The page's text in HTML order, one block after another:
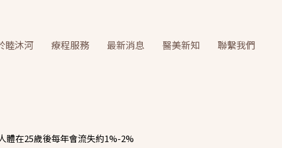
睦沐河 療程服務 最新消息 醫美新知 聯繫我們
體在25歲後每年會流失約1%-2%